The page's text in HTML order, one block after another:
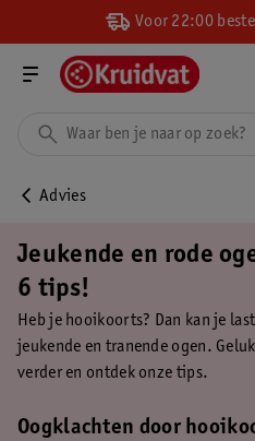
Voor 22:00
Advies
Jeukende en rode
6 tips!
Heb je hooikoorts? Dan kan je
jeukende en tranende ogen.
verder en ontdek onze tips.
Oogklachten door